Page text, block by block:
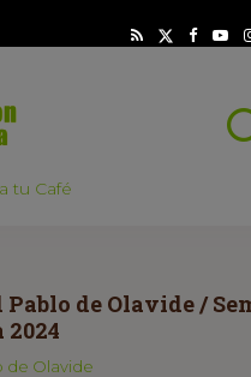
tu Café
de Olavide /
2024
de Olavide